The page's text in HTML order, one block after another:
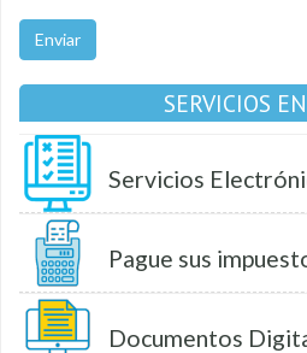
Enviar
SERVICIOS
Servicios
Pague sus
Documentos